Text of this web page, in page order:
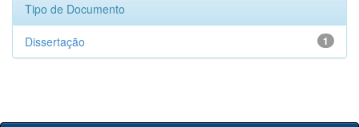
Tipo de Documento
1
Dissertação